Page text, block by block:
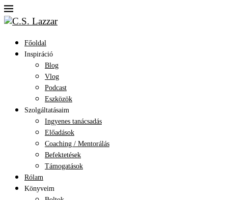
Főoldal
Inspiráció
Blog
Vlog
Podcast
Eszközök
Szolgáltatásaim
Ingyenes tanácsadás
Előadások
Coaching / Mentorálás
Befektetések
Támogatások
Rólam
Könyveim